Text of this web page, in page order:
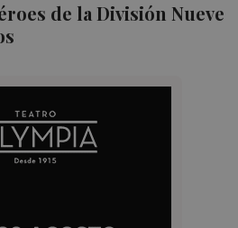
de la División Nueve